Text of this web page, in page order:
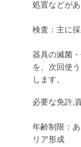
処置などがあ
検査：主に
器具の滅菌
を、次回使
します。
必要な免許,
年齢制限：
リア形成